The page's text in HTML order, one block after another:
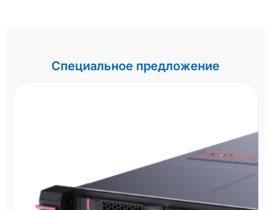
Специальное предложение